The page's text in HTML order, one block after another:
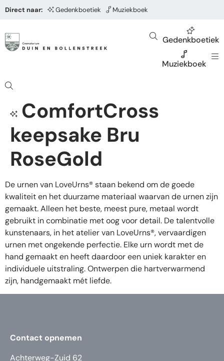
Direct naar: Gedenkboetiek Muziekboek
Gedenkboetiek
Muziekboek
ComfortCross
keepsake Bru
RoseGold
De urnen van LoveUrns® staan bekend om de goede
kwaliteit en het duurzame materiaal waarvan de urnen zijn
gemaakt. Alleen het beste, meest pure, metaal wordt
gebruikt in combinatie met oog voor detail. De talentvolle
kunstenaars, in het atelier van LoveUrns®, vervaardigen
urnen met ongekende perfectie. Elke urn wordt met de
hand gemaakt en heeft daardoor een uniek karakter en
individuele uitstraling. Ontwerpen die hartverwarmend
zijn, handgemaakt mét liefde.
Contact opnemen
Achterweg-Zuid 62